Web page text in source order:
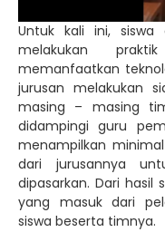
Untuk kali ini, siswa
melakukan
memanfaatkan
jurusan melakukan
masing – masing
didampingi guru
menampilkan
dari jurusannya
dipasarkan. Dari hasil
yang masuk dari
siswa beserta timnya.